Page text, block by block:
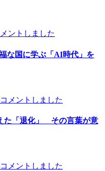
ントしました
な国に学ぶ「AI時代」を
メントしました
た「退化」 その言葉が意
メントしました